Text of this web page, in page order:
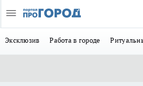
Эксклюзив Работа в городе